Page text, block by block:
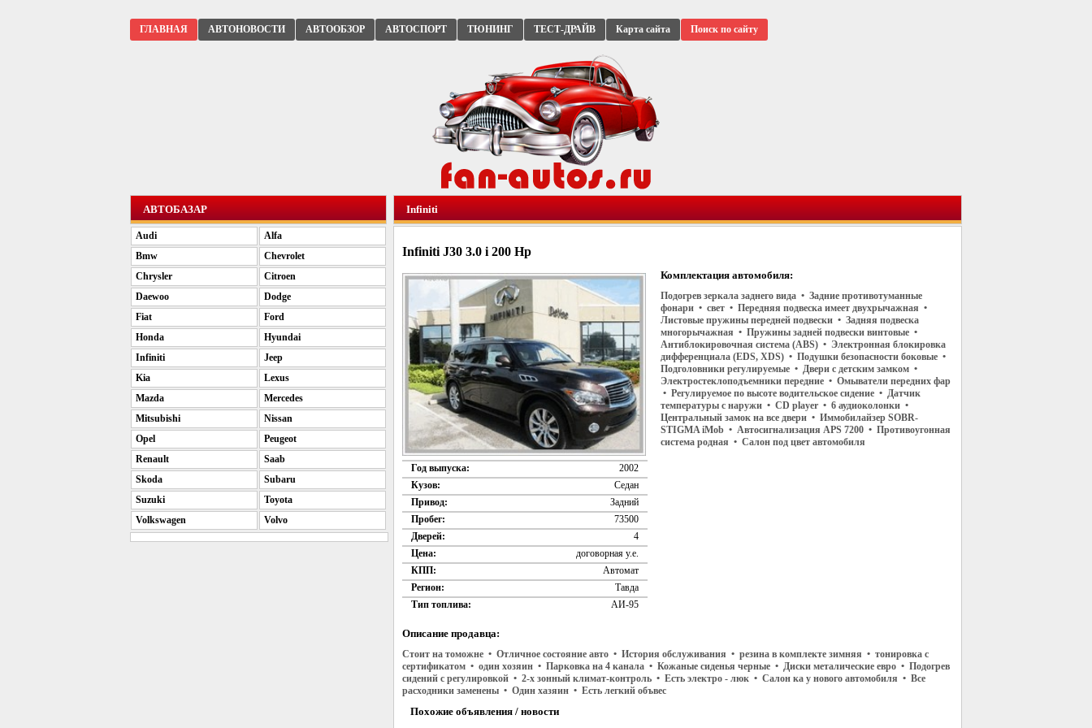
ГЛАВНАЯ АВТОНОВОСТИ АВТООБЗОР АВТОСПОРТ ТЮНИНГ ТЕСТ-ДРАЙВ Карта сайта Поиск по сайту
Infiniti
Infiniti J30 3.0 i 200 Hp
Год выпуска:
2002
Кузов:
Седан
Привод:
Задний
Пробег:
73500
Дверей:
4
Цена:
договорная у.е.
КПП:
Автомат
Регион:
Тавда
Тип топлива:
АИ-95
Комплектация автомобиля:
Подогрев зеркала заднего вида • Задние противотуманные
фонари • свет • Передняя подвеска имеет двухрычажная •
Листовые пружины передней подвески • Задняя подвеска
многорычажная • Пружины задней подвески винтовые •
Антиблокировочная система (ABS) • Электронная блокировка
дифференциала (EDS, XDS) • Подушки безопасности боковые •
Подголовники регулируемые • Двери с детским замком •
Электростеклоподъемники передние • Омыватели передних фар
• Регулируемое по высоте водительское сидение • Датчик
температуры с наружи • CD player • 6 аудиоколонки •
Центральный замок на все двери • Иммобилайзер SOBR-
STIGMA iMob • Автосигнализация APS 7200 • Противоугонная
система родная • Салон под цвет автомобиля
Описание продавца:
Стоит на томожне • Отличное состояние авто • История обслуживания • резина в комплекте зимняя • тонировка с
сертификатом • один хозяин • Парковка на 4 канала • Кожаные сиденья черные • Диски металические евро • Подогрев
сидений с регулировкой • 2-х зонный климат-контроль • Есть электро - люк • Салон ка у нового автомобиля • Все
расходники заменены • Один хазяин • Есть легкий объвес
Похожие объявления / новости
АВТОБАЗАР
Audi
Alfa
Bmw
Chevrolet
Chrysler
Citroen
Daewoo
Dodge
Fiat
Ford
Honda
Hyundai
Infiniti
Jeep
Kia
Lexus
Mazda
Mercedes
Mitsubishi
Nissan
Opel
Peugeot
Renault
Saab
Skoda
Subaru
Suzuki
Toyota
Volkswagen
Volvo